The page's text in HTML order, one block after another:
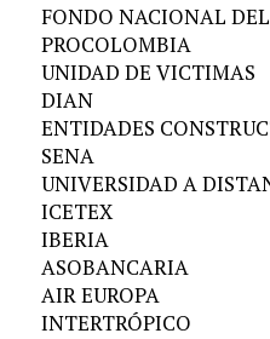
FONDO NACIONAL
PROCOLOMBIA
UNIDAD DE VICTIMAS
DIAN
ENTIDADES
SENA
UNIVERSIDAD A
ICETEX
IBERIA
ASOBANCARIA
AIR EUROPA
INTERTRÓPICO